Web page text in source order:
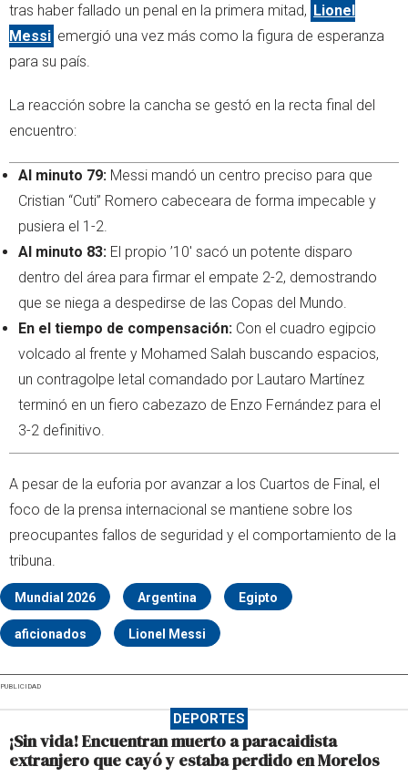
tras haber fallado un penal en la primera mitad, Lionel
Messi emergió una vez más como la figura de esperanza
para su país.
La reacción sobre la cancha se gestó en la recta final del
encuentro:
Al minuto 79: Messi mandó un centro preciso para que
Cristian “Cuti” Romero cabeceara de forma impecable y
pusiera el 1-2.
Al minuto 83: El propio ’10' sacó un potente disparo
dentro del área para firmar el empate 2-2, demostrando
que se niega a despedirse de las Copas del Mundo.
En el tiempo de compensación: Con el cuadro egipcio
volcado al frente y Mohamed Salah buscando espacios,
un contragolpe letal comandado por Lautaro Martínez
terminó en un fiero cabezazo de Enzo Fernández para el
3-2 definitivo.
A pesar de la euforia por avanzar a los Cuartos de Final, el
foco de la prensa internacional se mantiene sobre los
preocupantes fallos de seguridad y el comportamiento de la
tribuna.
Mundial 2026 Argentina Egipto
aficionados Lionel Messi
PUBLICIDAD
DEPORTES
¡Sin vida! Encuentran muerto a paracaidista
extranjero que cayó y estaba perdido en Morelos